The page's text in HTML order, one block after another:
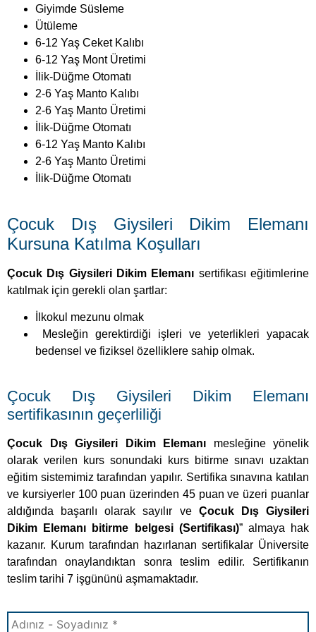
6-12 Yaş Mont Üretimi
İlik-Düğme Otomatı
2-6 Yaş Manto Kalıbı
2-6 Yaş Manto Üretimi
İlik-Düğme Otomatı
6-12 Yaş Manto Kalıbı
2-6 Yaş Manto Üretimi
İlik-Düğme Otomatı
Çocuk Dış Giysileri Dikim Elemanı
Çocuk Dış Giysileri Dikim Elemanısertifikası eğitimlerine
katılmak için gerekli olan şartlar:
Mesleğin gerektirdiği işleri ve yeterlikleri yapacak
bedensel ve fiziksel özelliklere sahip olmak.
Çocuk Dış Giysileri Dikim Elemanı
Çocuk Dış Giysileri Dikim Elemanımesleğine yönelik
olarak verilen kurs sonundaki kurs bitirme sınavı uzaktan
eğitim sistemimiz tarafından yapılır. Sertifika sınavına katılan
ve kursiyerler 100 puan üzerinden 45 puan ve üzeri puanlar
aldığında başarılı olarak sayılır ve Çocuk Dış Giysileri
Dikim Elemanı bitirme belgesi (Sertifikası)” almaya hak
kazanır. Kurum tarafından hazırlanan sertifikalar Üniversite
tarafından onaylandıktan sonra teslim edilir. Sertifikanın
teslim tarihi 7 işgününü aşmamaktadır.